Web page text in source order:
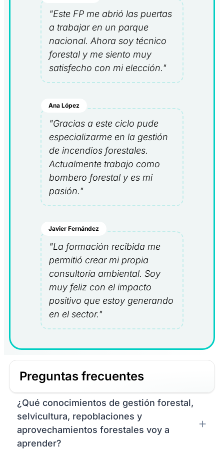
"Este FP me abrió las puertas
a trabajar en un parque
nacional. Ahora soy técnico
forestal y me siento muy
satisfecho con mi elección."
Ana López
"Gracias a este ciclo pude
especializarme en la gestión
de incendios forestales.
Actualmente trabajo como
bombero forestal y es mi
pasión."
Javier Fernández
"La formación recibida me
permitió crear mi propia
consultoría ambiental. Soy
muy feliz con el impacto
positivo que estoy generando
en el sector."
Preguntas frecuentes
¿Qué conocimientos de gestión forestal,
selvicultura, repoblaciones y
aprovechamientos forestales voy a
aprender?